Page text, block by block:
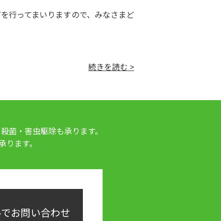
行ってまいりますので、みなさまど
続きを読む >
菌・害虫駆除も承ります。
ます。
お問い合わせ